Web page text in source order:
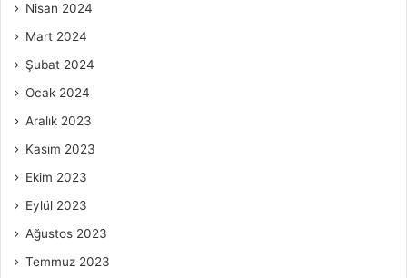
Nisan 2024
Mart 2024
Şubat 2024
Ocak 2024
Aralık 2023
Kasım 2023
Ekim 2023
Eylül 2023
Ağustos 2023
Temmuz 2023